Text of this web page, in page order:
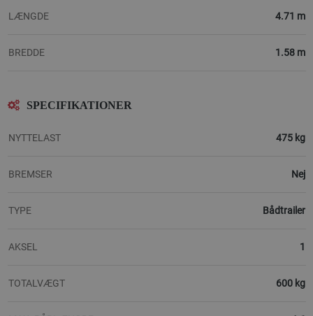
LÆNGDE 4.71 m
BREDDE 1.58 m
SPECIFIKATIONER
NYTTELAST 475 kg
BREMSER Nej
TYPE Bådtrailer
AKSEL 1
TOTALVÆGT 600 kg